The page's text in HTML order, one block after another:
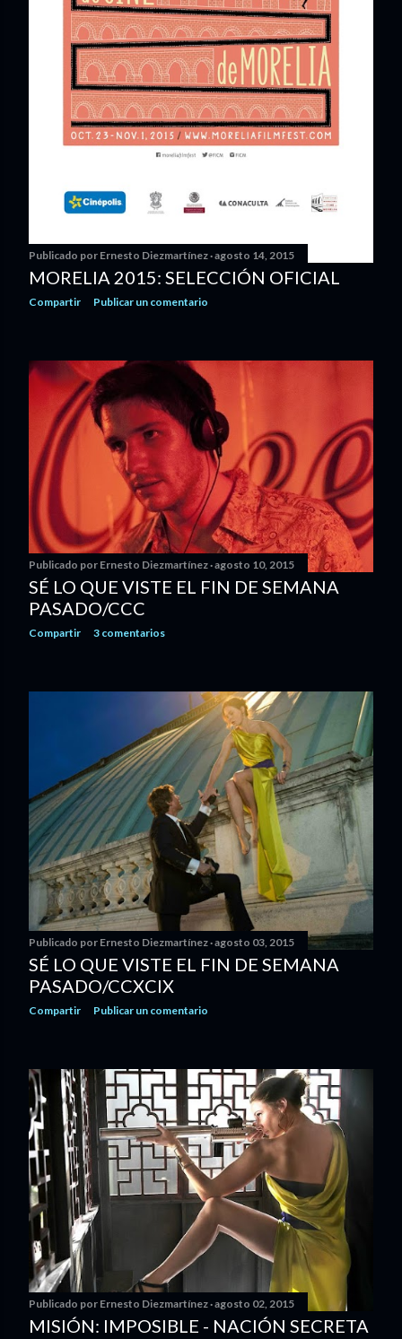
Publicado por Ernesto Diezmartínez agosto 14, 2015
MORELIA 2015: SELECCIÓN OFICIAL
Compartir Publicar un comentario
Publicado por Ernesto Diezmartínez agosto 10, 2015
SÉ LO QUE VISTE EL FIN DE SEMANA
PASADO/CCC
Compartir 3 comentarios
Publicado por Ernesto Diezmartínez agosto 03, 2015
SÉ LO QUE VISTE EL FIN DE SEMANA
PASADO/CCXCIX
Compartir Publicar un comentario
Publicado por Ernesto Diezmartínez agosto 02, 2015
MISIÓN: IMPOSIBLE - NACIÓN SECRETA